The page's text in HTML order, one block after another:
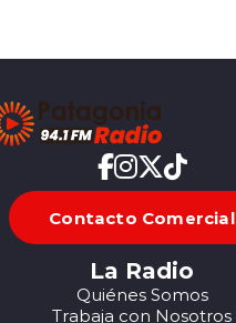
Contacto Comercial
La Radio
Quiénes Somos
Trabaja con Nosotros